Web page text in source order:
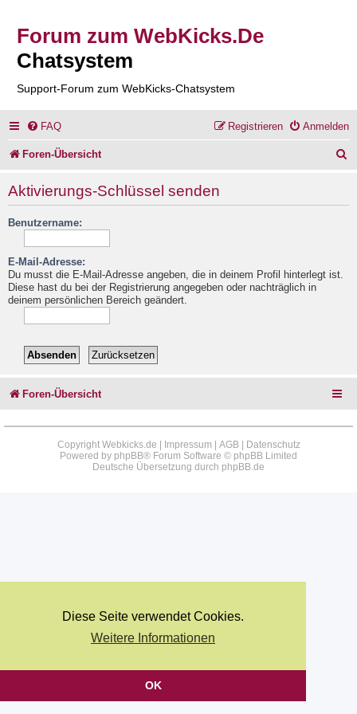
Diese Seite verwendet Cookies.
Weitere Informationen
OK
Forum zum WebKicks.De
Chatsystem
Support-Forum zum WebKicks-Chatsystem
FAQ Anmelden
Registrieren
Foren-Übersicht
Aktivierungs-Schlüssel senden
Benutzername:
E-Mail-Adresse:
Du musst die E-Mail-Adresse angeben, die in deinem Profil hinterlegt ist.
Diese hast du bei der Registrierung angegeben oder nachträglich in
deinem persönlichen Bereich geändert.
Foren-Übersicht
Copyright Webkicks.de | Impressum | AGB| Datenschutz
Powered by phpBB® Forum Software © phpBB Limited
Deutsche Übersetzung durch phpBB.de